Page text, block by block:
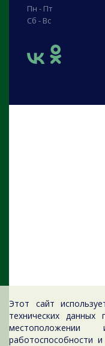
Этот сайт
технических данных
работоспособности
Пн - Пт
Сб - Вс